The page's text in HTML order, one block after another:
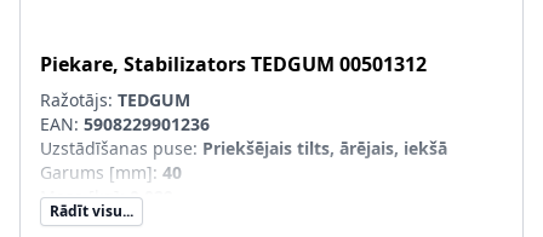
Piekare, StabilizatorsTEDGUM 00501312
Ražotājs: TEDGUM
EAN: 5908229901236
Uzstādīšanas puse: Priekšējais tilts, ārējais, iekšā
Garums [mm]: 40
Masa [kg]:0,029
nepieciešamais daudzums
Rādīt visu...